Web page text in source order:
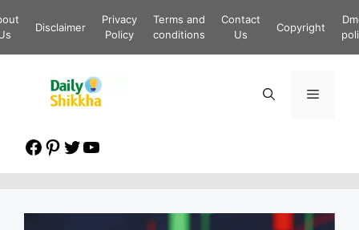
to
Disclaimer
Privacy
Policy
Terms and
conditions
Contact
Us
Copyright
Menu
Facebook
Pinterest
Twitter
YouTube